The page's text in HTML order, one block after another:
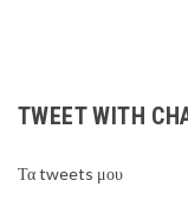
TWEET WITH
Τα tweets μου